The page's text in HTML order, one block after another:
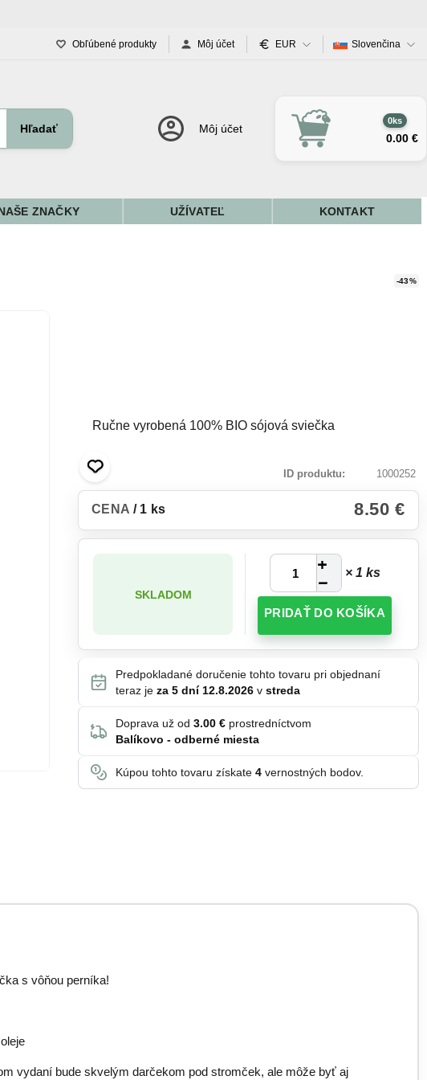
Obľúbené produkty Môj účet EUR Slovenčina
Hľadať Môj účet
0ks
0.00 €
ZNAČKY UŽÍVATEĽ KONTAKT
-43%
Ručne vyrobená 100% BIO sójová sviečka
ID produktu 1000252
8.50 €
CENA / 1 ks
SKLADOM
× 1 ks
PRIDAŤ DO KOŠÍKA
Predpokladané doručenie tohto tovaru pri objednaní
teraz je za 5 dní 12.8.2026 v streda
Doprava už od 3.00 € prostredníctvom
Balíkovo - odberné miesta
Kúpou tohto tovaru získate 4 vernostných bodov.
s vôňou perníka!
vydaní bude skvelým darčekom pod stromček, ale môže byť aj